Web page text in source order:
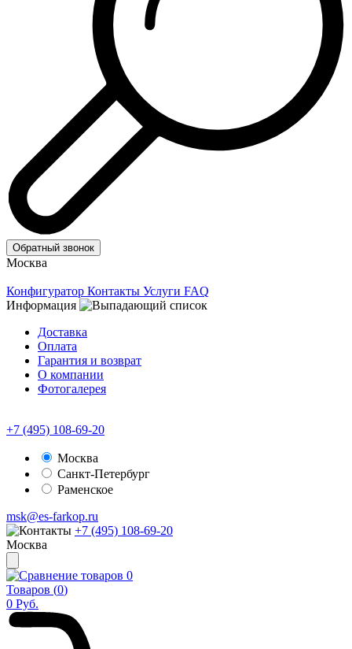
Обратный звонок
Москва
Конфигуратор Контакты Услуги FAQ
Информация
Доставка
Оплата
Гарантия и возврат
О компании
Фотогалерея
+7 (495) 108-69-20
Москва
Санкт-Петербург
Раменское
msk@es-farkop.ru
+7 (495) 108-69-20
Москва
0
Товаров (0)
0 Руб.